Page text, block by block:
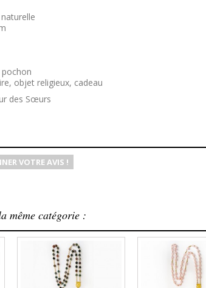
objet religieux, cadeau
des Sœurs
VOTRE AVIS !
même catégorie :